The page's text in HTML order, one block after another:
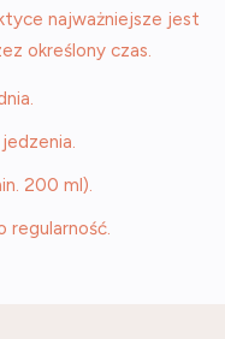
najważniejsze jest
określony czas.
200 ml).
regularność.